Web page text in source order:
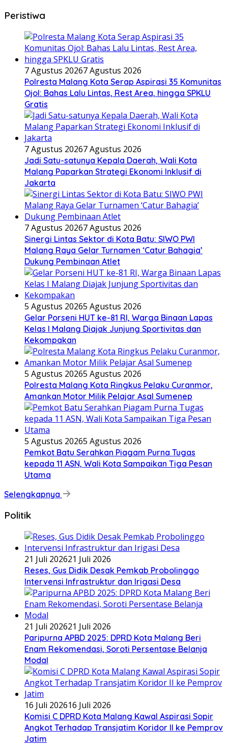
Peristiwa
7 Agustus 20267 Agustus 2026
Polresta Malang Kota Serap Aspirasi 35 Komunitas
Ojol: Bahas Lalu Lintas, Rest Area, hingga SPKLU
Gratis
7 Agustus 20267 Agustus 2026
Jadi Satu-satunya Kepala Daerah, Wali Kota
Malang Paparkan Strategi Ekonomi Inklusif di
Jakarta
7 Agustus 20267 Agustus 2026
Sinergi Lintas Sektor di Kota Batu: SIWO PWI
Malang Raya Gelar Turnamen ‘Catur Bahagia’
Dukung Pembinaan Atlet
5 Agustus 20265 Agustus 2026
Gelar Porseni HUT ke-81 RI, Warga Binaan Lapas
Kelas I Malang Diajak Junjung Sportivitas dan
Kekompakan
5 Agustus 20265 Agustus 2026
Polresta Malang Kota Ringkus Pelaku Curanmor,
Amankan Motor Milik Pelajar Asal Sumenep
5 Agustus 20265 Agustus 2026
Pemkot Batu Serahkan Piagam Purna Tugas
kepada 11 ASN, Wali Kota Sampaikan Tiga Pesan
Utama
Selengkapnya
Politik
21 Juli 202621 Juli 2026
Reses, Gus Didik Desak Pemkab Probolinggo
Intervensi Infrastruktur dan Irigasi Desa
21 Juli 202621 Juli 2026
Paripurna APBD 2025: DPRD Kota Malang Beri
Enam Rekomendasi, Soroti Persentase Belanja
Modal
16 Juli 202616 Juli 2026
Komisi C DPRD Kota Malang Kawal Aspirasi Sopir
Angkot Terhadap Transjatim Koridor II ke Pemprov
Jatim